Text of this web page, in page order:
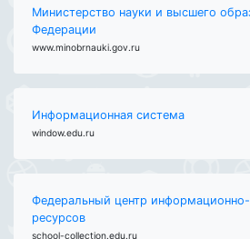
Министерство науки и высшего
Федерации
www.minobrnauki.gov.ru
Информационная система
window.edu.ru
Федеральный центр
ресурсов
school-collection.edu.ru